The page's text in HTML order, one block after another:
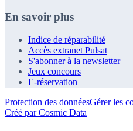
En savoir plus
Indice de réparabilité
Accès extranet Pulsat
S'abonner à la newsletter
Jeux concours
E-réservation
Protection des donnéesGérer les
Créé par Cosmic Data